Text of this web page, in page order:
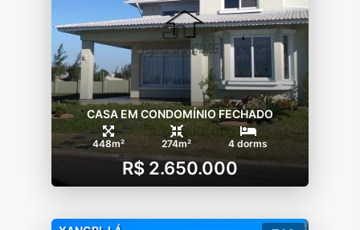
CASA EM CONDOMÍNIO FECHADO
448m² 274m² 4 dorms
R$ 2.650.000